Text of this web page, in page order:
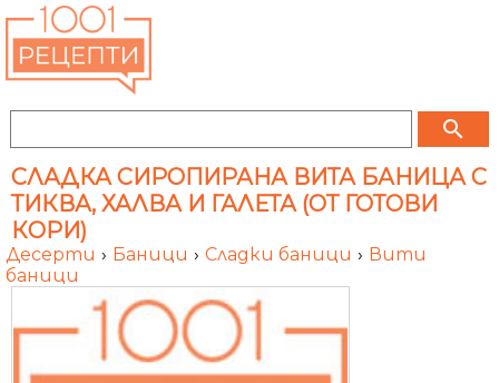
search
СЛАДКА СИРОПИРАНА ВИТА БАНИЦА С
ТИКВА, ХАЛВА И ГАЛЕТА (ОТ ГОТОВИ
КОРИ)
Десерти › Баници › Сладки баници › Вити
баници